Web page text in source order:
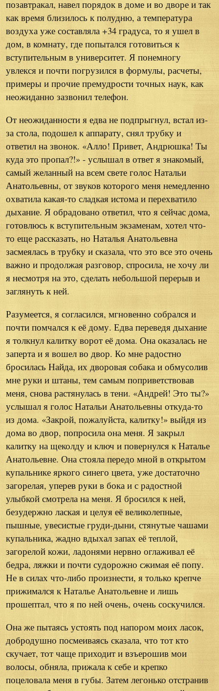
позавтракал, навел порядок в доме и во дворе и так
как время близилось к полудню, а температура
воздуха уже составляла +34 градуса, то я ушел в
дом, в комнату, где попытался готовиться к
вступительным в университет. Я понемногу
увлекся и почти погрузился в формулы, расчеты,
примеры и прочие премудрости точных наук, как
неожиданно зазвонил телефон.
От неожиданности я едва не подпрыгнул, встал из-
за стола, подошел к аппарату, снял трубку и
ответил на звонок. «Алло! Привет, Андрюшка! Ты
куда это пропал?!» - услышал в ответ я знакомый,
самый желанный на всем свете голос Натальи
Анатольевны, от звуков которого меня немедленно
охватила какая-то сладкая истома и перехватило
дыхание. Я обрадовано ответил, что я сейчас дома,
готовлюсь к вступительным экзаменам, хотел что-
то еще рассказать, но Наталья Анатольевна
засмеялась в трубку и сказала, что это все это очень
важно и продолжая разговор, спросила, не хочу ли
я несмотря на это, сделать небольшой перерыв и
заглянуть к ней.
Разумеется, я согласился, мгновенно собрался и
почти помчался к её дому. Едва переведя дыхание
я толкнул калитку ворот её дома. Она оказалась не
заперта и я вошел во двор. Ко мне радостно
бросилась Найда, их дворовая собака и обмусолив
мне руки и штаны, тем самым поприветствовав
меня, снова растянулась в тени. «Андрей! Это ты?»
услышал я голос Натальи Анатольевны откуда-то
из дома. «Закрой, пожалуйста, калитку!» выйдя из
дома во двор, попросила она меня. Я закрыл
калитку на щеколду и ключ и повернулся к Наталье
Анатольевне. Она стояла передо мной в открытом
купальнике яркого синего цвета, уже достаточно
загорелая, уперев руки в бока и с радостной
улыбкой смотрела на меня. Я бросился к ней,
безудержно лаская и целуя её великолепные,
пышные, увесистые груди-дыни, стянутые чашами
купальника, жадно вдыхал запах её теплой,
загорелой кожи, ладонями нервно оглаживал её
бедра, ляжки и почти судорожно сжимая её попу.
Не в силах что-либо произнести, я только крепче
прижимался к Наталье Анатольевне и лишь
прошептал, что я по ней очень, очень соскучился.
Она же пытаясь устоять под напором моих ласок,
добродушно посмеиваясь сказала, что тот кто
скучает, тот чаще приходит и взъерошив мои
волосы, обняла, прижала к себе и крепко
поцеловала меня в губы. Затем легонько отстранив